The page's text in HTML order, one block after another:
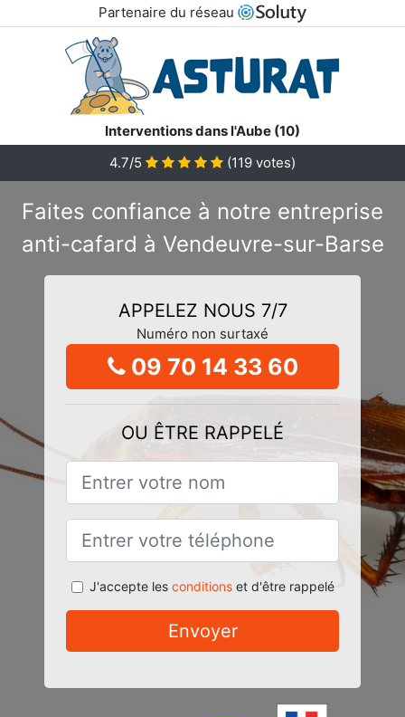
Partenaire du réseau
Interventions dans l'Aube (10)
4.7/5
(119 votes)
Faites confiance à notre entreprise
anti-cafard à Vendeuvre-sur-Barse
APPELEZ NOUS 7/7
Numéro non surtaxé
09 70 14 33 60
OU ÊTRE RAPPELÉ
J'accepte les conditionset d'être rappelé
Envoyer